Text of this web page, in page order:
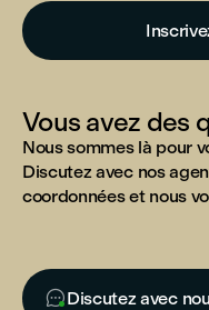
Vous avez des
Nous sommes là pour
Discutez avec nos
coordonnées et nous
Discutez avec